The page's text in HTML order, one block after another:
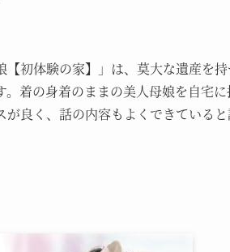
【初体験の家】」は、莫大な遺産を
。着の身着のままの美人母娘を自宅
が良く、話の内容もよくできていると